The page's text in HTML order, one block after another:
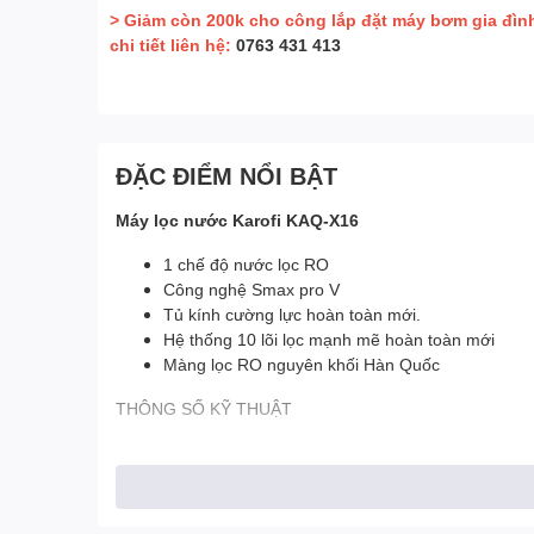
> Giảm còn 200k cho công lắp đặt máy bơm gia
chi tiết liên hệ: 0763 431 413
ĐẶC ĐIỂM NỔI BẬT
Máy lọc nước Karofi KAQ-X16
1 chế độ nước lọc RO
Công nghệ Smax pro V
Tủ kính cường lực hoàn toàn mới.
Hệ thống 10 lõi lọc mạnh mẽ hoàn toàn mới
Màng lọc RO nguyên khối Hàn Quốc
THÔNG SỐ KỸ THUẬT
Bình áp